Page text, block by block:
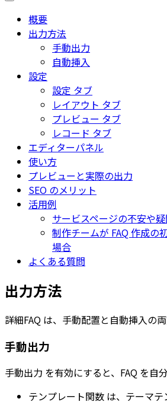
概要
出力方法
手動出力
自動挿入
設定
設定 タブ
レイアウト タブ
プレビュー タブ
レコード タブ
エディターパネル
使い方
プレビューと実際の出力
SEO のメリット
活用例
サービスページの不安や
制作チームが FAQ 作成の
場合
よくある質問
出力方法
詳細FAQ は、手動配置と自動挿入の
手動出力
手動出力 を有効にすると、FAQ を自
テンプレート関数 は、テーマテ